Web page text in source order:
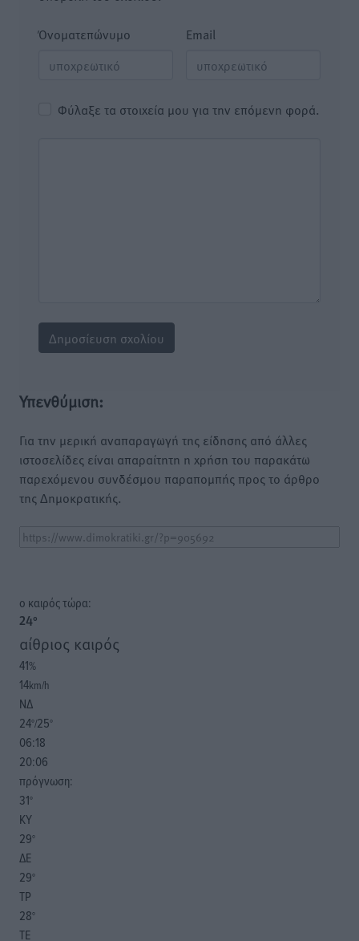
Όνοματεπώνυμο Email
Φύλαξε τα στοιχεία μου για την επόμενη φορά.
Υπενθύμιση:
Για την μερική αναπαραγωγή της είδησης από άλλες
ιστοσελίδες είναι απαραίτητη η χρήση του παρακάτω
παρεχόμενου συνδέσμου παραπομπής προς το άρθρο
της Δημοκρατικής.
o καιρός τώρα:
24°
αίθριος καιρός
41%
14km/h
ΝΔ
24°/25°
06:18
20:06
πρόγνωση:
31°
ΚΥ
29°
ΔΕ
29°
ΤΡ
28°
ΤΕ